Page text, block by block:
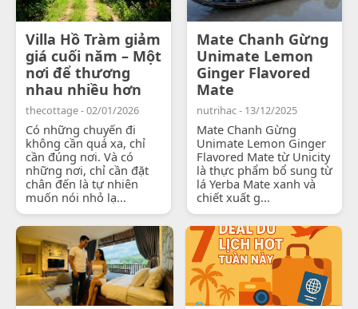
Villa Hồ Tràm giảm
giá cuối năm – Một
nơi để thương
nhau nhiều hơn
thecottage - 02/01/2026
Có những chuyến đi
không cần quá xa, chỉ
cần đúng nơi. Và có
những nơi, chỉ cần đặt
chân đến là tự nhiên
muốn nói nhỏ lạ...
Mate Chanh Gừng
Unimate Lemon
Ginger Flavored
Mate
nutrihac - 13/12/2025
Mate Chanh Gừng
Unimate Lemon Ginger
Flavored Mate từ Unicity
là thực phẩm bổ sung từ
lá Yerba Mate xanh và
chiết xuất g...